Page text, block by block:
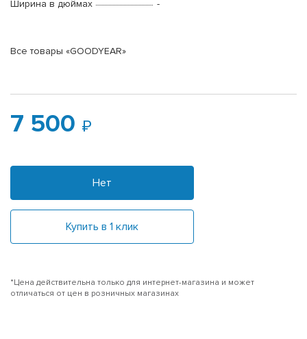
Ширина в дюймах
-
Все товары «GOODYEAR»
7 500
Нет
Купить в 1 клик
*Цена действительна только для интернет-магазина и может
отличаться от цен в розничных магазинах